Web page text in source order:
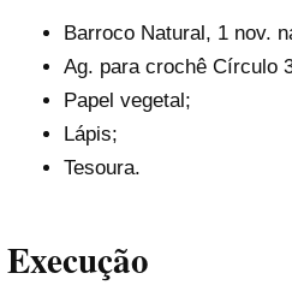
Barroco Natural, 1 nov.
Ag. para crochê Círculo
Papel vegetal;
Lápis;
Tesoura.
Execução